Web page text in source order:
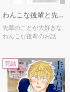
わんこな後輩と先輩の話 〜まとめ〜
先輩のことが大好きな、
わんこな後輩のお話
完結